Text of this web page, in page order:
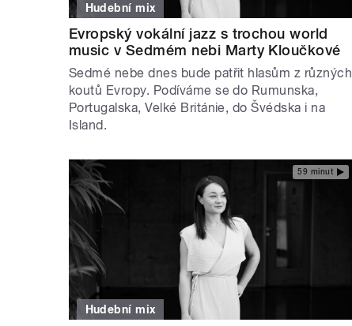
Hudební mix
Evropský vokální jazz s trochou world
music v Sedmém nebi Marty Kloučkové
Sedmé nebe dnes bude patřit hlasům z různých
koutů Evropy. Podíváme se do Rumunska,
Portugalska, Velké Británie, do Švédska i na
Island.
59 minut
Hudební mix